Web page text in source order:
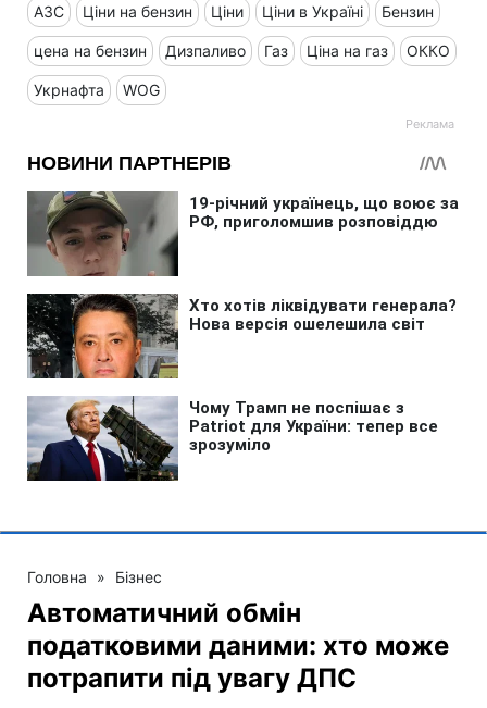
АЗС Ціни на бензин Ціни Ціни в Україні Бензин
цена на бензин Дизпаливо Газ Ціна на газ ОККО
Укрнафта WOG
Головна » Бізнес
Автоматичний обмін
податковими даними: хто може
потрапити під увагу ДПС